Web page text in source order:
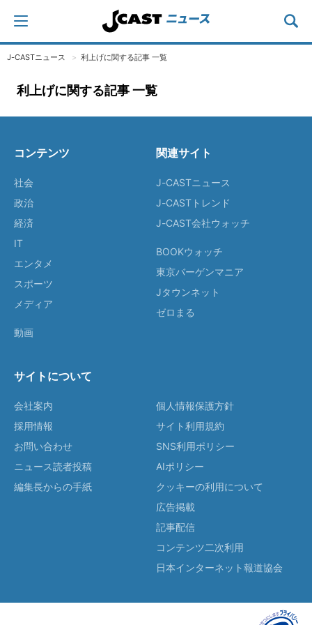
J-CASTニュース 利上げに関する記事 一覧
利上げに関する記事 一覧
コンテンツ
社会
政治
経済
IT
エンタメ
スポーツ
メディア
動画
関連サイト
J-CASTニュース
J-CASTトレンド
J-CAST会社ウォッチ
BOOKウォッチ
東京バーゲンマニア
Jタウンネット
ゼロまる
サイトについて
会社案内
採用情報
お問い合わせ
ニュース読者投稿
編集長からの手紙
個人情報保護方針
サイト利用規約
SNS利用ポリシー
AIポリシー
クッキーの利用について
広告掲載
記事配信
コンテンツ二次利用
日本インターネット報道協会